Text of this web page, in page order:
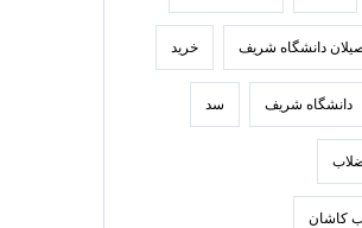
دانشگاه شریف خرید
دانشگاه شریف سد
کاشان